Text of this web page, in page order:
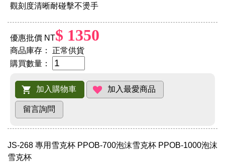
觀刻度清晰耐碰擊不燙手
優惠批價 NT$ 1350
商品庫存：
正常供貨
購買數量：
JS-268 專用雪克杯 PPOB-700泡沫雪克杯 PPOB-1000泡沫
雪克杯